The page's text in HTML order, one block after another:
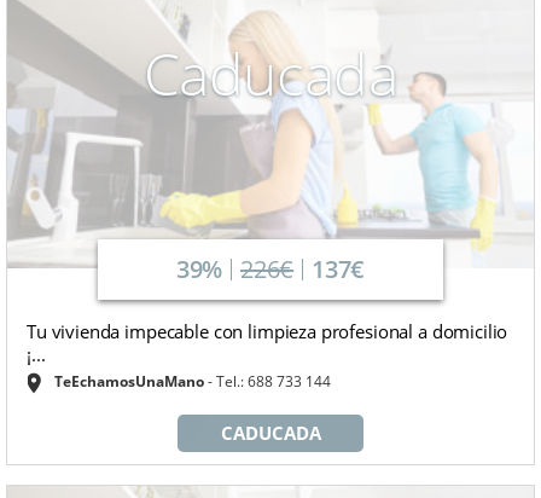
Caducada
39% 226€ 137€
Tu vivienda impecable con limpieza profesional a domicilio
¡...
TeEchamosUnaMano Tel.: 688 733 144
CADUCADA